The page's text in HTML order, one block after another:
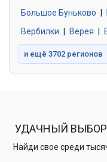
Большое Буньково
Вербилки
Верея
и ещё 3702 регионов
УДАЧНЫЙ
Найди свое среди